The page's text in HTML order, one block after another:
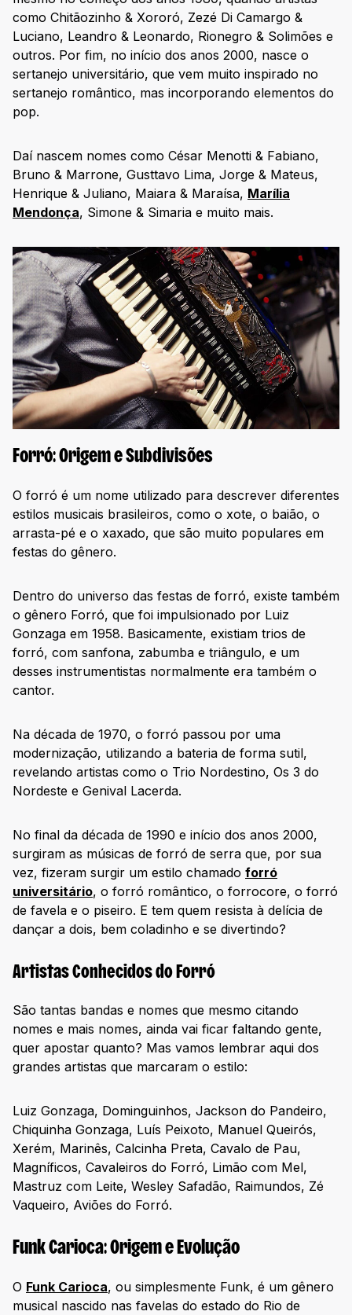
como Chitãozinho & Xororó, Zezé Di Camargo &
Luciano, Leandro & Leonardo, Rionegro & Solimões e
outros. Por fim, no início dos anos 2000, nasce o
sertanejo universitário, que vem muito inspirado no
sertanejo romântico, mas incorporando elementos do
pop.
Daí nascem nomes como César Menotti & Fabiano,
Bruno & Marrone, Gusttavo Lima, Jorge & Mateus,
Henrique & Juliano, Maiara & Maraísa, Marília
Mendonça, Simone & Simaria e muito mais.
Forró: Origem e Subdivisões
O forró é um nome utilizado para descrever diferentes
estilos musicais brasileiros, como o xote, o baião, o
arrasta-pé e o xaxado, que são muito populares em
festas do gênero.
Dentro do universo das festas de forró, existe também
o gênero Forró, que foi impulsionado por Luiz
Gonzaga em 1958. Basicamente, existiam trios de
forró, com sanfona, zabumba e triângulo, e um
desses instrumentistas normalmente era também o
cantor.
Na década de 1970, o forró passou por uma
modernização, utilizando a bateria de forma sutil,
revelando artistas como o Trio Nordestino, Os 3 do
Nordeste e Genival Lacerda.
No final da década de 1990 e início dos anos 2000,
surgiram as músicas de forró de serra que, por sua
vez, fizeram surgir um estilo chamado forró
universitário, o forró romântico, o forrocore, o forró
de favela e o piseiro. E tem quem resista à delícia de
dançar a dois, bem coladinho e se divertindo?
Artistas Conhecidos do Forró
São tantas bandas e nomes que mesmo citando
nomes e mais nomes, ainda vai ficar faltando gente,
quer apostar quanto? Mas vamos lembrar aqui dos
grandes artistas que marcaram o estilo:
Luiz Gonzaga, Dominguinhos, Jackson do Pandeiro,
Chiquinha Gonzaga, Luís Peixoto, Manuel Queirós,
Xerém, Marinês, Calcinha Preta, Cavalo de Pau,
Magníficos, Cavaleiros do Forró, Limão com Mel,
Mastruz com Leite, Wesley Safadão, Raimundos, Zé
Vaqueiro, Aviões do Forró.
Funk Carioca: Origem e Evolução
O Funk Carioca, ou simplesmente Funk, é um gênero
musical nascido nas favelas do estado do Rio de